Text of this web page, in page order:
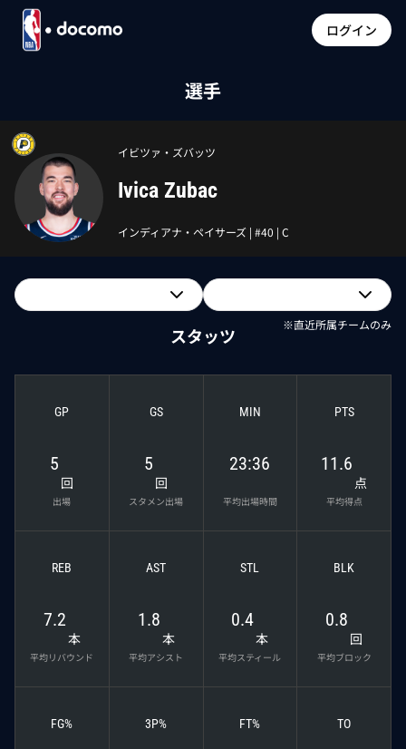
ログイン
選手
イビツァ・ズバッツ
Ivica Zubac
インディアナ・ペイサーズ | #40 | C
スタッツ ※直近所属チームのみ
GP
5
回
出場
GS
5
回
スタメン出場
MIN
23:36
平均出場時間
PTS
11.6
点
平均得点
REB
7.2
本
平均リバウンド
AST
1.8
本
平均アシスト
STL
0.4
本
平均スティール
BLK
0.8
回
平均ブロック
FG% 3P% FT% TO